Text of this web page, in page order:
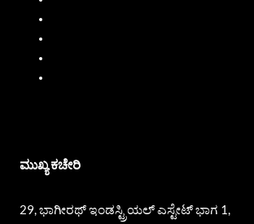
ಮುಖ್ಯ ಕಚೇರಿ
29, ಭಾಗೀರಥ್ ಇಂಡಸ್ಟ್ರಿಯಲ್ ಎಸ್ಟೇಟ್ ಭಾಗ 1,